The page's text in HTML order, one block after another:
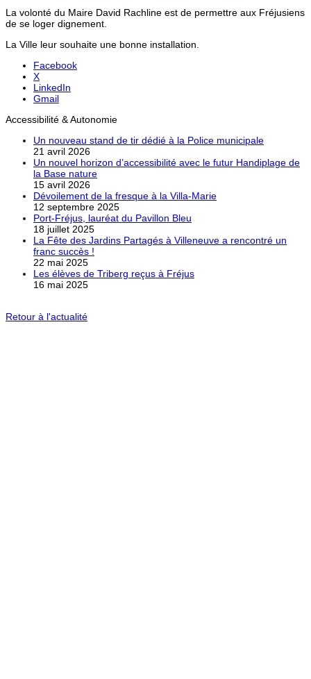
La volonté du Maire David Rachline est de permettre aux Fréjusiens
de se loger dignement.
La Ville leur souhaite une bonne installation.
Facebook
X
LinkedIn
Gmail
Accessibilité & Autonomie
Un nouveau stand de tir dédié à la Police municipale
21 avril 2026
Un nouvel horizon d’accessibilité avec le futur Handiplage de
la Base nature
15 avril 2026
Dévoilement de la fresque à la Villa-Marie
12 septembre 2025
Port-Fréjus, lauréat du Pavillon Bleu
18 juillet 2025
La Fête des Jardins Partagés à Villeneuve a rencontré un
franc succès !
22 mai 2025
Les élèves de Triberg reçus à Fréjus
16 mai 2025
Retour à l'actualité